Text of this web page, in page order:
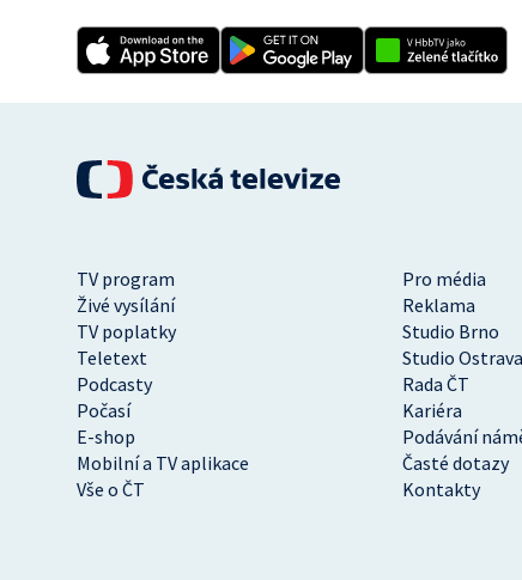
TV program
Pro média
Živé vysílání
Reklama
TV poplatky
Studio Brno
Teletext
Studio Ostrava
Podcasty
Rada ČT
Počasí
Kariéra
E-shop
Podávání
Mobilní a TV aplikace
Časté dotazy
Vše o ČT
Kontakty